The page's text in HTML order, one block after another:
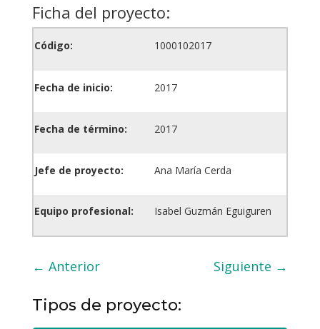
Ficha del proyecto:
Código: 1000102017
Fecha de inicio: 2017
Fecha de término: 2017
Jefe de proyecto: Ana María Cerda
Equipo profesional: Isabel Guzmán Eguiguren
← Anterior Siguiente →
Tipos de proyecto: